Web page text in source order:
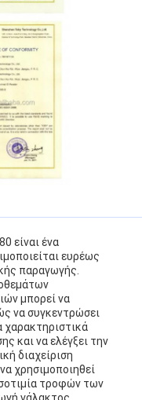
είναι ένα
ευρέως
παραγωγής.
μπορεί να
να συγκεντρώσει
χαρακτηριστικά
και να ελέγξει την
διαχείριση
χρησιμοποιηθεί
τροφών των